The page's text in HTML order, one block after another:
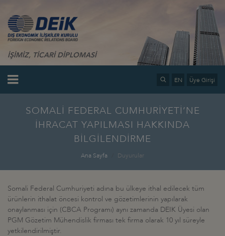
İŞİMİZ, TİCARİ DİPLOMASİ
EN Üye Girişi
SOMALİ FEDERAL CUMHURİYETİ’NE
İHRACAT YAPILMASI HAKKINDA
BİLGİLENDİRME
Ana Sayfa Duyurular
Somali Federal Cumhuriyeti adına bu ülkeye ithal edilecek tüm
ürünlerin ithalat öncesi kontrol ve gözetimlerinin yapılarak
onaylanması için (CBCA Programı) aynı zamanda DEIK Üyesi olan
PGM Gözetim Mühendislik firması tek firma olarak 10 yıl süreyle
yetkilendirilmiştir.